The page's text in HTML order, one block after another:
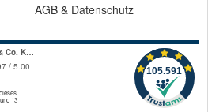
AGB & Datenschutz